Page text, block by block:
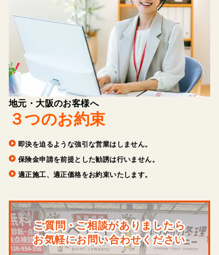
地元・大阪のお客様へ
３つのお約束
即決を迫るような強引な営業はしません。
保険金申請を前提とした勧誘は行いません。
適正施工、適正価格をお約束いたします。
ご質問・ご相談がありましたら
お気軽にお問い合わせください